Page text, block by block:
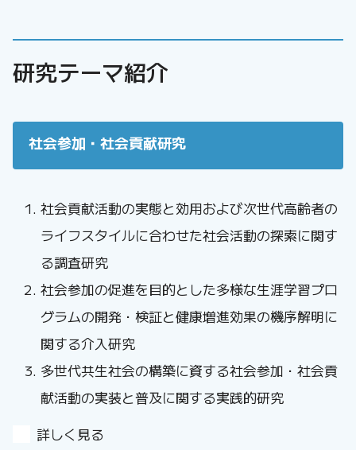
研究テーマ紹介
社会参加・社会貢献研究
社会貢献活動の実態と効用および次世代高齢者の
ライフスタイルに合わせた社会活動の探索に関す
る調査研究
社会参加の促進を目的とした多様な生涯学習プロ
グラムの開発・検証と健康増進効果の機序解明に
関する介入研究
多世代共生社会の構築に資する社会参加・社会貢
献活動の実装と普及に関する実践的研究
詳しく見る